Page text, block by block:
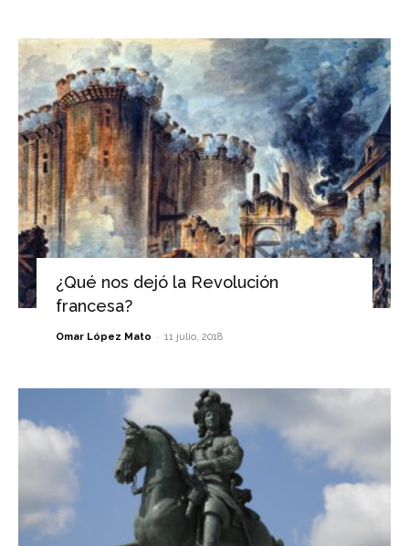
¿Qué nos dejó la Revolución
francesa?
Omar López Mato - 11 julio, 2018